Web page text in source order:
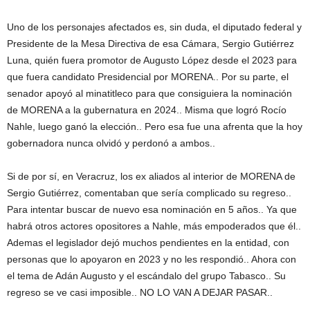
Uno de los personajes afectados es, sin duda, el diputado federal y
Presidente de la Mesa Directiva de esa Cámara, Sergio Gutiérrez
Luna, quién fuera promotor de Augusto López desde el 2023 para
que fuera candidato Presidencial por MORENA.. Por su parte, el
senador apoyó al minatitleco para que consiguiera la nominación
de MORENA a la gubernatura en 2024.. Misma que logró Rocío
Nahle, luego ganó la elección.. Pero esa fue una afrenta que la hoy
gobernadora nunca olvidó y perdonó a ambos..
Si de por sí, en Veracruz, los ex aliados al interior de MORENA de
Sergio Gutiérrez, comentaban que sería complicado su regreso..
Para intentar buscar de nuevo esa nominación en 5 años.. Ya que
habrá otros actores opositores a Nahle, más empoderados que él..
Ademas el legislador dejó muchos pendientes en la entidad, con
personas que lo apoyaron en 2023 y no les respondió.. Ahora con
el tema de Adán Augusto y el escándalo del grupo Tabasco.. Su
regreso se ve casi imposible.. NO LO VAN A DEJAR PASAR..